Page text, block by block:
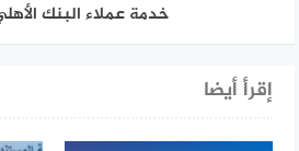
خدمة عملاء البنك
إقرأ أيضا